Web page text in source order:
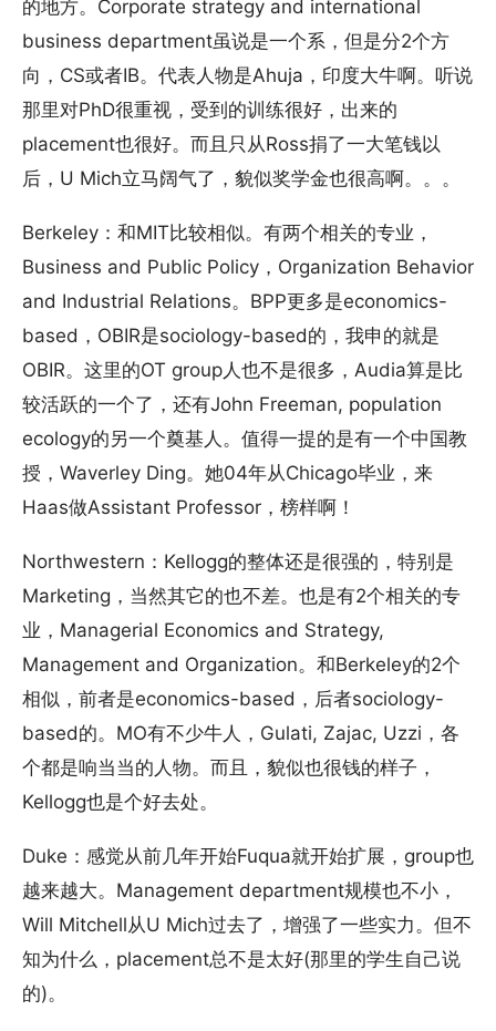
的地方。Corporate strategy and international
business department虽说是一个系，但是分2个方
向，CS或者IB。代表人物是Ahuja，印度大牛啊。听说
那里对PhD很重视，受到的训练很好，出来的
placement也很好。而且只从Ross捐了一大笔钱以
后，U Mich立马阔气了，貌似奖学金也很高啊。。。
Berkeley：和MIT比较相似。有两个相关的专业，
Business and Public Policy，Organization Behavior
and Industrial Relations。BPP更多是economics-
based，OBIR是sociology-based的，我申的就是
OBIR。这里的OT group人也不是很多，Audia算是比
较活跃的一个了，还有John Freeman, population
ecology的另一个奠基人。值得一提的是有一个中国教
授，Waverley Ding。她04年从Chicago毕业，来
Haas做Assistant Professor，榜样啊！
Northwestern：Kellogg的整体还是很强的，特别是
Marketing，当然其它的也不差。也是有2个相关的专
业，Managerial Economics and Strategy,
Management and Organization。和Berkeley的2个
相似，前者是economics-based，后者sociology-
based的。MO有不少牛人，Gulati, Zajac, Uzzi，各
个都是响当当的人物。而且，貌似也很钱的样子，
Kellogg也是个好去处。
Duke：感觉从前几年开始Fuqua就开始扩展，group也
越来越大。Management department规模也不小，
Will Mitchell从U Mich过去了，增强了一些实力。但不
知为什么，placement总不是太好(那里的学生自己说
的)。